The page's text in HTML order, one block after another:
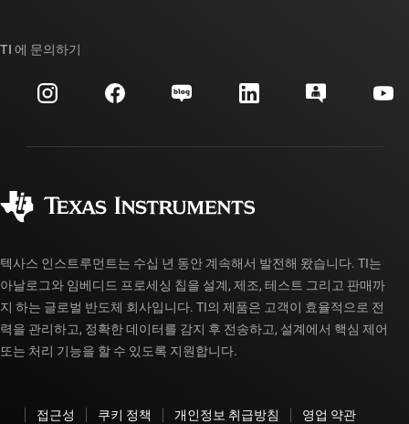
투자 관계
제조
대체품 검색
고객 지원 센터
myTI 계정 FAQ
주문 FAQ
TI 에 문의하기
텍사스 인스트루먼트는 수십 년 동안 계속해서 발전해 왔습니다. TI는
아날로그와 임베디드 프로세싱 칩을 설계, 제조, 테스트 그리고 판매까
지 하는 글로벌 반도체 회사입니다. TI의 제품은 고객이 효율적으로 전
력을 관리하고, 정확한 데이터를 감지 후 전송하고, 설계에서 핵심 제어
또는 처리 기능을 할 수 있도록 지원합니다.
접근성 쿠키 정책 개인정보 취급방침
영업 약관